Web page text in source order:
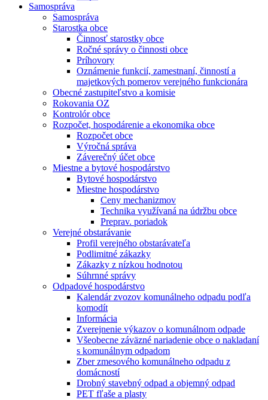
Samospráva
Samospráva
Starostka obce
Činnosť starostky obce
Ročné správy o činnosti obce
Príhovory
Oznámenie funkcií, zamestnaní, činností a
majetkových pomerov verejného funkcionára
Obecné zastupiteľstvo a komisie
Rokovania OZ
Kontrolór obce
Rozpočet, hospodárenie a ekonomika obce
Rozpočet obce
Výročná správa
Záverečný účet obce
Miestne a bytové hospodárstvo
Bytové hospodárstvo
Miestne hospodárstvo
Ceny mechanizmov
Technika využívaná na údržbu obce
Preprav. poriadok
Verejné obstarávanie
Profil verejného obstarávateľa
Podlimitné zákazky
Zákazky z nízkou hodnotou
Súhrnné správy
Odpadové hospodárstvo
Kalendár zvozov komunálneho odpadu podľa
komodít
Informácia
Zverejnenie výkazov o komunálnom odpade
Všeobecne záväzné nariadenie obce o nakladaní
s komunálnym odpadom
Zber zmesového komunálneho odpadu z
domácností
Drobný stavebný odpad a objemný odpad
PET fľaše a plasty